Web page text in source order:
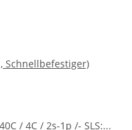
Schnellbefestiger)